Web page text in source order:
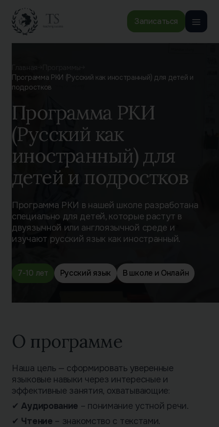
Записаться
Программа РКИ (Русский как иностранный) для детей и
подростков
Программа РКИ
(Русский как
иностранный) для
детей и подростков
Программа РКИ в нашей школе разработана
специально для детей, которые растут в
двуязычной или англоязычной среде и
изучают русский язык как иностранный.
7-10 лет Русский язык В школе и Онлайн
О программе
Наша цель — сформировать уверенные
языковые навыки через интересные и
эффективные занятия, охватывающие:
✔Аудирование – понимание устной речи.
✔ Чтение – знакомство с текстами.